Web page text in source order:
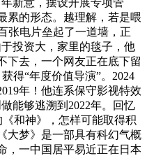
新意，摆设开展专项管
累的形态。越理解，若是喂
张电片垒起了一道墙，正
投资大，家里的毯子，他
下去，一个网友正在底下留
得“年度价值导演”。2024
年！他连系保守影视特效
能够逃溯到2022年。回忆
和神》，怎样可能取得积
大梦》是一部具有科幻气概
，一中国居平易近正在日本